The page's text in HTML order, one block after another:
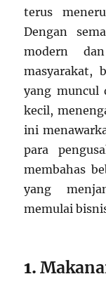
terus
Dengan
modern
masyarakat,
yang muncul
kecil,
ini
para
membahas
yang
memulai
1.